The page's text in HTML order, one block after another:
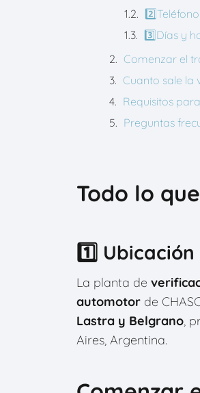
2️⃣Teléfono
3️⃣Días y
Comenzar el
Cuanto sale la
Requisitos
Preguntas
Todo lo
1️⃣ Ubicación
La planta de
automotor de
Lastra y Belgrano,
Aires, Argentina.